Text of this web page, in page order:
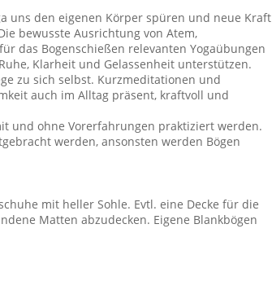
uns den eigenen Körper spüren und neue Kraft
bewusste Ausrichtung von Atem,
das Bogenschießen relevanten Yogaübungen
Klarheit und Gelassenheit unterstützen.
zu sich selbst. Kurzmeditationen und
auch im Alltag präsent, kraftvoll und
und ohne Vorerfahrungen praktiziert werden.
werden, ansonsten werden Bögen
mit heller Sohle. Evtl. eine Decke für die
Matten abzudecken. Eigene Blankbögen